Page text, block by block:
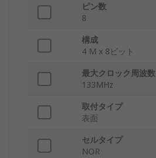
ピン数
8
構成
4 M x 8ビット
最大クロック周波数
133MHz
取付タイプ
表面
セルタイプ
NOR